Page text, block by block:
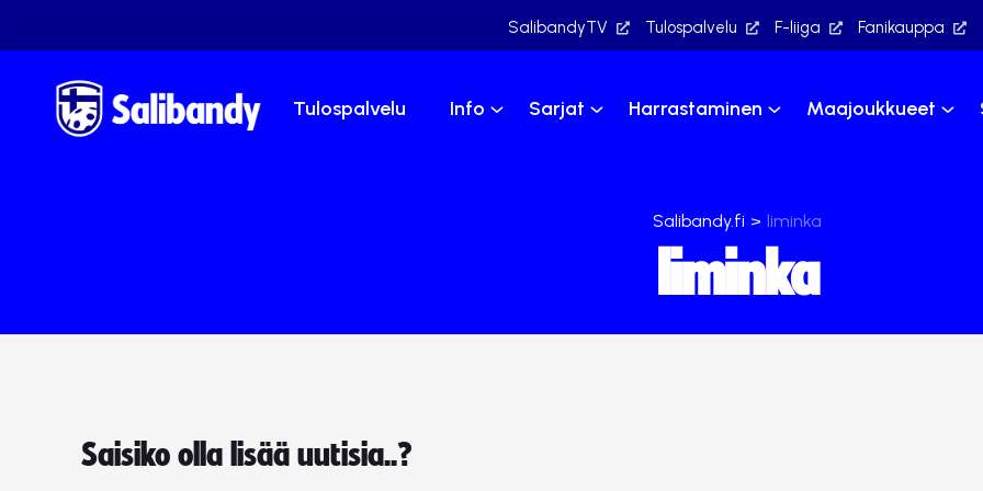
SalibandyTV Tulospalvelu F-liiga Fanikauppa
Tulospalvelu Info Sarjat Harrastaminen Maajoukkueet
Salibandy.fi > liminka
liminka
Saisiko olla lisää uutisia..?